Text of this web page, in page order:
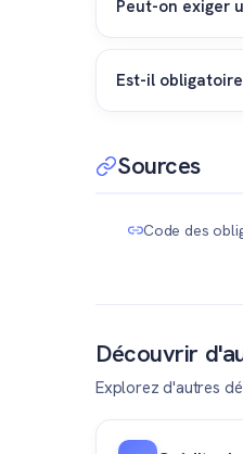
charges)
Peut-on exiger
Absolument.
l'objet d'une
Est-il
obligatoirement
Sources
Code des
Découvrir
Explorez d'autres